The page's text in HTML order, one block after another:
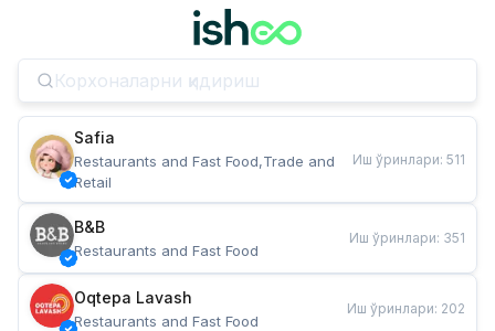
Safia
Restaurants and Fast Food,Trade and
Retail
Иш ўринлари: 511
B&B
Restaurants and Fast Food
Иш ўринлари: 351
Oqtepa Lavash
Restaurants and Fast Food
Иш ўринлари: 202